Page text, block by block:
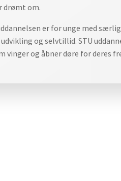
drømt om.
er for unge med
og selvtillid. STU
vinger og åbner døre for deres